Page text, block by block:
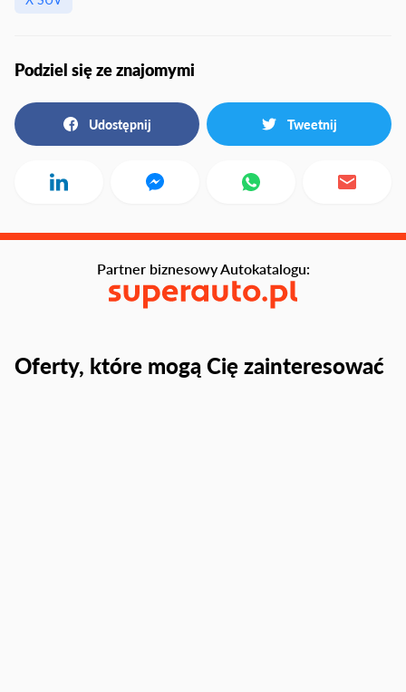
Podziel się ze znajomymi
Udostępnij Tweetnij
Oferty, które mogą Cię zainteresować
Partner biznesowy Autokatalogu: